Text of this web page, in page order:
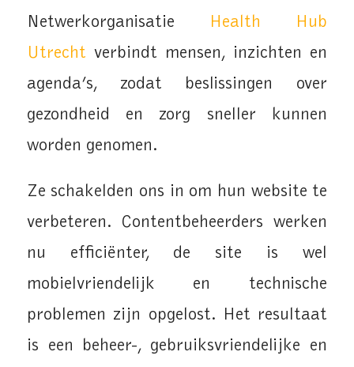
Netwerkorganisatie
Health Hub
Utrecht verbindt mensen, inzichten en
agenda’s, zodat beslissingen over
gezondheid en zorg sneller kunnen
worden genomen.
Ze schakelden ons in om hun website te
verbeteren. Contentbeheerders werken
nu efficiënter, de site is wel
mobielvriendelijk en technische
problemen zijn opgelost. Het resultaat
is een beheer-, gebruiksvriendelijke en